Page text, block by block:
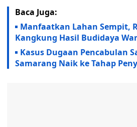
Baca Juga:
Manfaatkan Lahan Sempit,
Kangkung Hasil Budidaya
Kasus Dugaan Pencabulan
Samarang Naik ke Tahap